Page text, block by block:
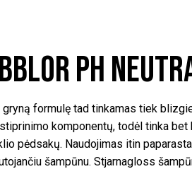
pH
formulę tad tinkamas tiek
komponentų, todėl tinka
pėdsakų. Naudojimas itin
šampūnu. Stjarnagloss